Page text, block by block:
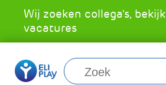
Wij zoeken collega's, bekijk
vacatures